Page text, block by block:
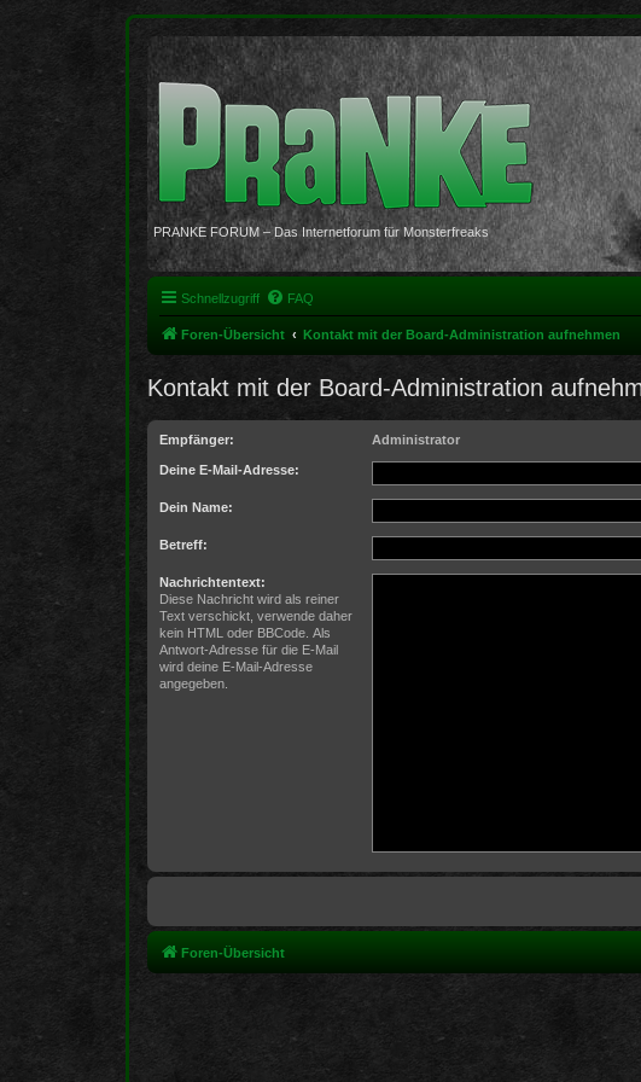
PRANKE FORUM – Das Internetforum für Monsterfreaks
Schnellzugriff FAQ
Foren-Übersicht Kontakt mit der Board-Administration aufnehmen
Kontakt mit der Board-Administration
Empfänger: Administrator
Deine E-Mail-Adresse:
Dein Name:
Betreff:
Nachrichtentext:
Diese Nachricht wird als reiner
Text verschickt, verwende daher
kein HTML oder BBCode. Als
Antwort-Adresse für die E-Mail
wird deine E-Mail-Adresse
angegeben.
Foren-Übersicht